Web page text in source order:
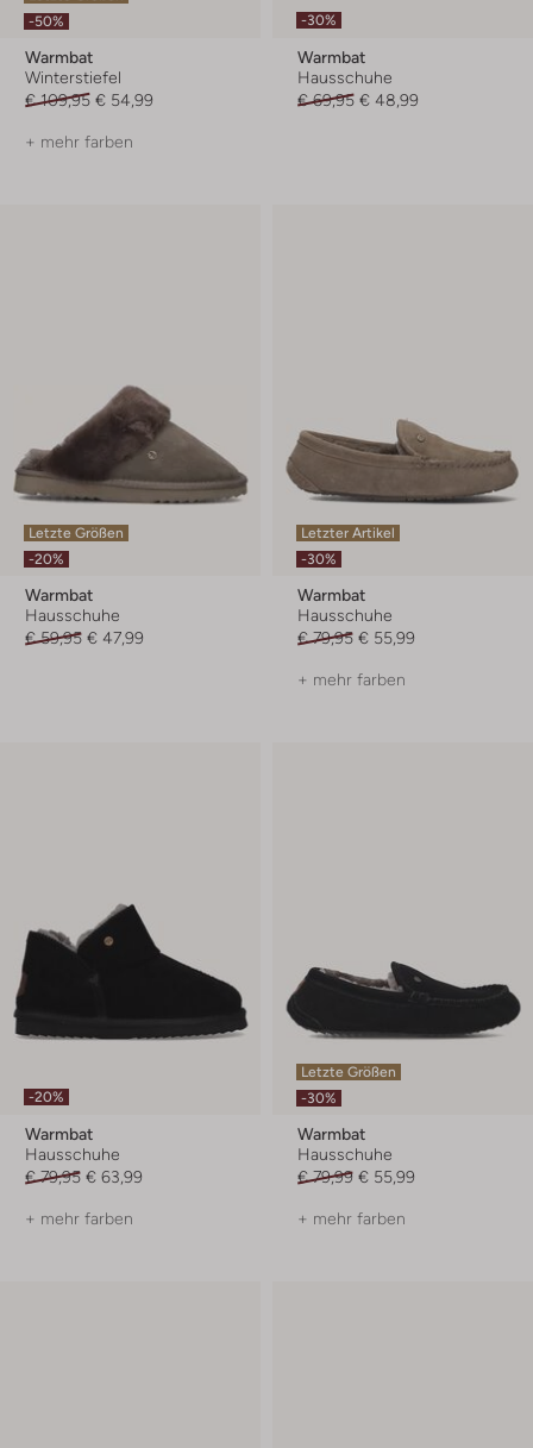
-50%
Warmbat
Winterstiefel
€ 109,95 € 54,99
+ mehr farben
-30%
Warmbat
Hausschuhe
€ 69,95 € 48,99
Letzte Größen
-20%
Warmbat
Hausschuhe
€ 59,95 € 47,99
Letzter Artikel
-30%
Warmbat
Hausschuhe
€ 79,95 € 55,99
+ mehr farben
-20%
Warmbat
Hausschuhe
€ 79,95 € 63,99
+ mehr farben
Letzte Größen
-30%
Warmbat
Hausschuhe
€ 79,99 € 55,99
+ mehr farben